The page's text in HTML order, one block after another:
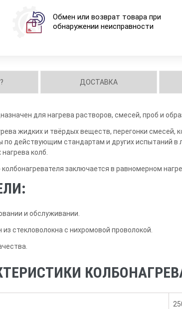
Обмен или возврат товара при
обнаружении неисправности
ДОСТАВКА
для нагрева растворов, смесей, проб и
жидких и твёрдых веществ, перегонки смесей,
действующим стандартам и других испытаний в
колб.
заключается в равномерном
и обслуживании.
стекловолокна с нихромовой проволокой.